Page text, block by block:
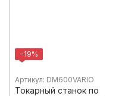
−19%
Артикул: DM600VARIO
Токарный станок по